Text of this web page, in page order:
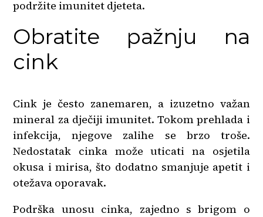
podržite imunitet djeteta.
Obratite pažnju na
cink
Cink je često zanemaren, a izuzetno važan
mineral za dječiji imunitet. Tokom prehlada i
infekcija, njegove zalihe se brzo troše.
Nedostatak cinka može uticati na osjetila
okusa i mirisa, što dodatno smanjuje apetit i
otežava oporavak.
Podrška unosu cinka, zajedno s brigom o